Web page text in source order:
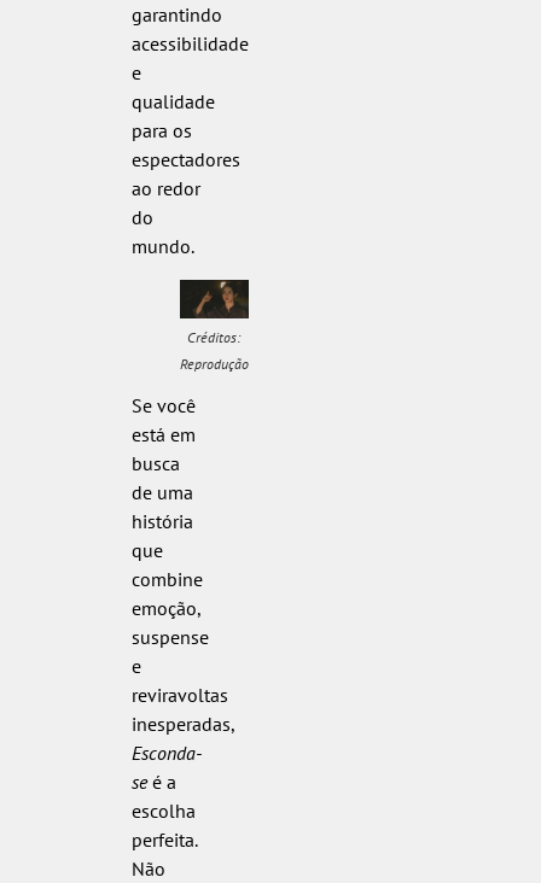
garantindo
acessibilidade
e
qualidade
para os
espectadores
ao redor
do
mundo.
Créditos:
Reprodução
Se você
está em
busca
de uma
história
que
combine
emoção,
suspense
e
reviravoltas
inesperadas,
Esconda-
seé a
escolha
perfeita.
Não